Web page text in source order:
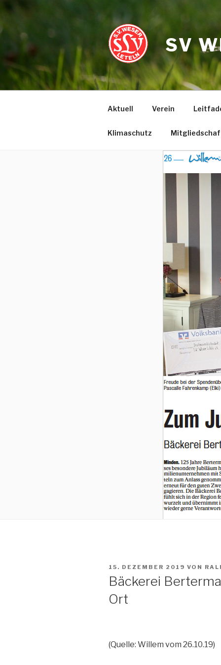
springen
SV
Aktuell Verein
Klimaschutz
VERÖFFENTLICHT
15. DEZEMBER 2019 VON
Bäckerei
Ort
(Quelle: Willem vom 26.10.19)